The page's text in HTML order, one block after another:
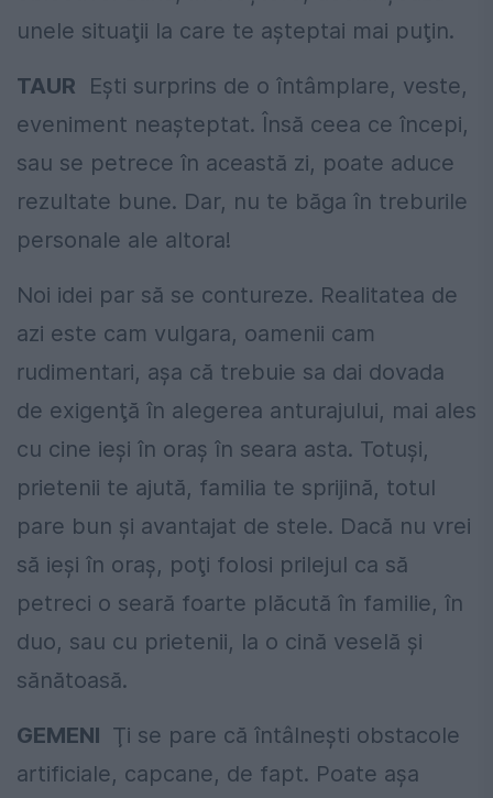
unele situaţii la care te aşteptai mai puţin.
TAUR Eşti surprins de o întâmplare, veste,
eveniment neaşteptat. Însă ceea ce începi,
sau se petrece în această zi, poate aduce
rezultate bune. Dar, nu te băga în treburile
personale ale altora!
Noi idei par să se contureze. Realitatea de
azi este cam vulgara, oamenii cam
rudimentari, aşa că trebuie sa dai dovada
de exigenţă în alegerea anturajului, mai ales
cu cine ieşi în oraş în seara asta. Totuşi,
prietenii te ajută, familia te sprijină, totul
pare bun şi avantajat de stele. Dacă nu vrei
să ieşi în oraş, poţi folosi prilejul ca să
petreci o seară foarte plăcută în familie, în
duo, sau cu prietenii, la o cină veselă şi
sănătoasă.
GEMENI Ţi se pare că întâlneşti obstacole
artificiale, capcane, de fapt. Poate aşa